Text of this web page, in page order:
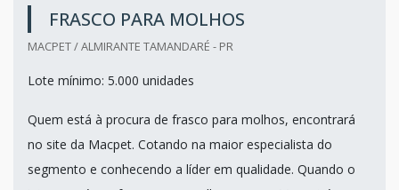
FRASCO PARA MOLHOS
MACPET / ALMIRANTE TAMANDARÉ - PR
Lote mínimo: 5.000 unidades
Quem está à procura de frasco para molhos, encontrará
no site da Macpet. Cotando na maior especialista do
segmento e conhecendo a líder em qualidade. Quando o